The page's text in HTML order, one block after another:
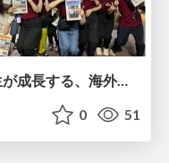
2025/11 留学協会セミナー 学生が成長する、海外スタディツアー・インターンシップとは？
0 51